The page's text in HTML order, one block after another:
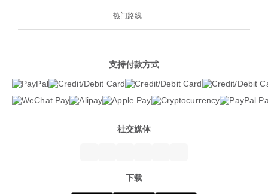
热门路线
支持付款方式
社交媒体
下载